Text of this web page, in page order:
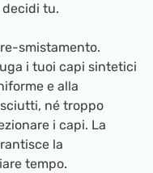
decidi tu.
smistamento.
i tuoi capi sintetici
e alla
né troppo
i capi. La
la
tempo.